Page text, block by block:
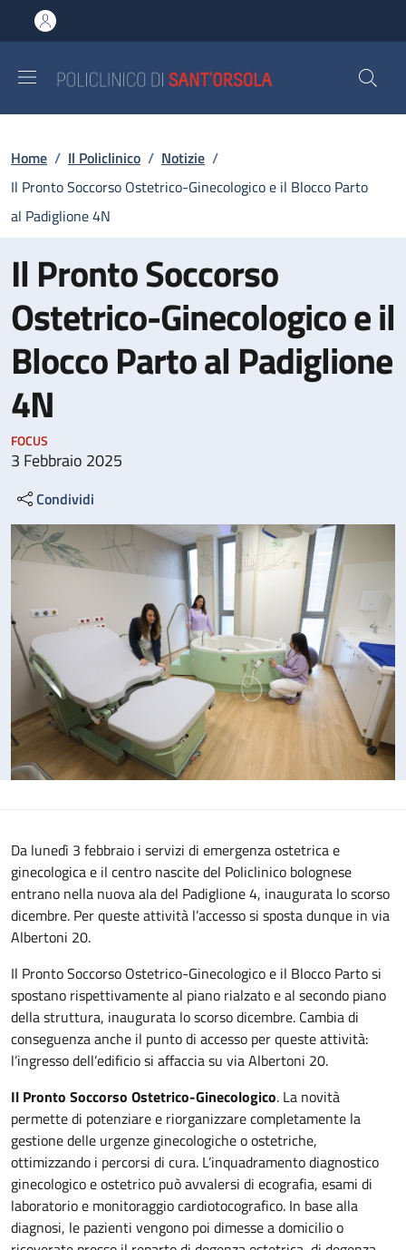
al contenuto principale
to footer content
Briciole di pane
Home / Il Policlinico / Notizie /
Il Pronto Soccorso Ostetrico-Ginecologico e il Blocco Parto
al Padiglione 4N
Il Pronto Soccorso
Ostetrico-Ginecologico e il
Blocco Parto al Padiglione
4N
FOCUS
3 Febbraio 2025
Condividi
Da lunedì 3 febbraio i servizi di emergenza ostetrica e
ginecologica e il centro nascite del Policlinico bolognese
entrano nella nuova ala del Padiglione 4, inaugurata lo scorso
dicembre. Per queste attività l’accesso si sposta dunque in via
Albertoni 20.
Il Pronto Soccorso Ostetrico-Ginecologico e il Blocco Parto si
spostano rispettivamente al piano rialzato e al secondo piano
della struttura, inaugurata lo scorso dicembre. Cambia di
conseguenza anche il punto di accesso per queste attività:
l’ingresso dell’edificio si affaccia su via Albertoni 20.
Il Pronto Soccorso Ostetrico-Ginecologico. La novità
permette di potenziare e riorganizzare completamente la
gestione delle urgenze ginecologiche o ostetriche,
ottimizzando i percorsi di cura. L’inquadramento diagnostico
ginecologico e ostetrico può avvalersi di ecografia, esami di
laboratorio e monitoraggio cardiotocografico. In base alla
diagnosi, le pazienti vengono poi dimesse a domicilio o